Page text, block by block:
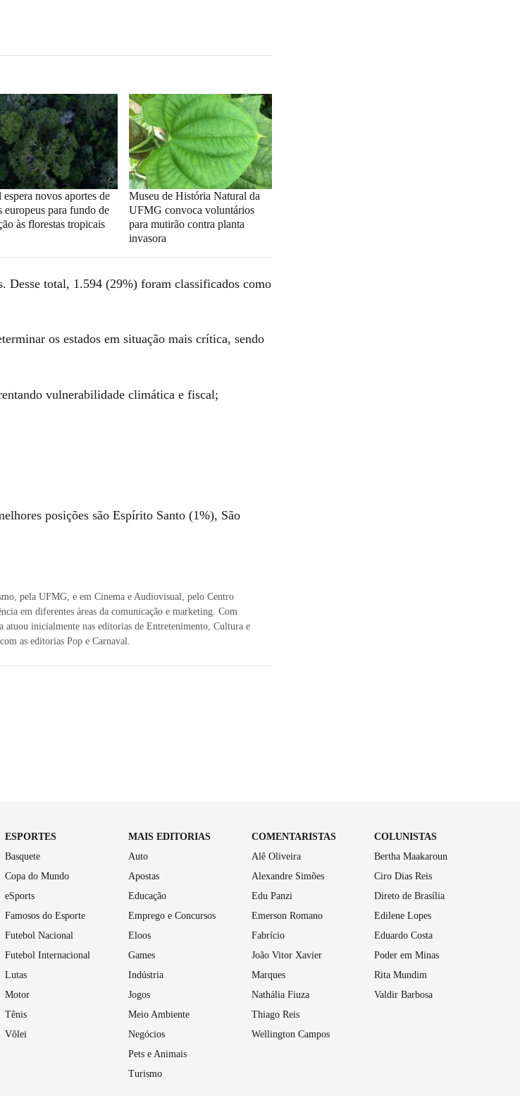
espera novos aportes de
europeus para fundo de
às florestas tropicais
Museu de História Natural da
UFMG convoca voluntários
para mutirão contra planta
invasora
Desse total, 1.594 (29%) foram classificados como
os estados em situação mais crítica, sendo
vulnerabilidade climática e fiscal;
posições são Espírito Santo (1%), São
pela UFMG, e em Cinema e Audiovisual, pelo Centro
em diferentes áreas da comunicação e marketing. Com
atuou inicialmente nas editorias de Entretenimento, Cultura e
as editorias Pop e Carnaval.
ESPORTES
Basquete
Copa do Mundo
eSports
Famosos do Esporte
Futebol Nacional
Futebol Internacional
Lutas
Motor
Tênis
Vôlei
MAIS EDITORIAS
Auto
Apostas
Educação
Emprego e Concursos
Eloos
Games
Indústria
Jogos
Meio Ambiente
Negócios
Pets e Animais
Turismo
COMENTARISTAS
Alê Oliveira
Alexandre Simões
Edu Panzi
Emerson Romano
Fabrício
João Vitor Xavier
Marques
Nathália Fiuza
Thiago Reis
Wellington Campos
COLUNISTAS
Bertha Maakaroun
Ciro Dias Reis
Direto de Brasília
Edilene Lopes
Eduardo Costa
Poder em Minas
Rita Mundim
Valdir Barbosa